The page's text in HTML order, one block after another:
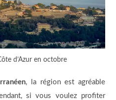
d’Azur en octobre
, la région est agréable
si vous voulez profiter